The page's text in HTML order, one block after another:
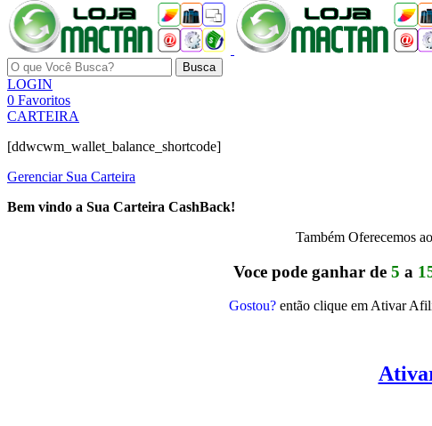
Busca
LOGIN
0 Favoritos
CARTEIRA
[ddwcwm_wallet_balance_shortcode]
Gerenciar Sua Carteira
Bem vindo a Sua Carteira CashBack!
Também Oferecemos
Voce pode ganhar de 5 a
Gostou? então clique em Ativar